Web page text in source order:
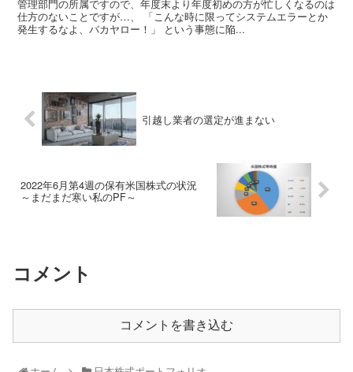
管理部門の所属ですので、年度末より年度初めの方が忙しくなるのは
仕方のないことですが…、 「こんな時に限ってシステムエラーとか
発生するなよ、バカヤロー！」 という事態に陥...
引越し業者の選定が進まない
2022年6月第4週の保有米国株式の状況
～まだまだ寒い私のPF～
コメント
コメントを書き込む